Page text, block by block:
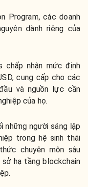
Program, các doanh
dành riêng của
chấp nhận mức định
cung cấp cho các
và nguồn lực cần
của họ.
những người sáng lập
trong hệ sinh thái
chuyên môn sâu
hạ tầng blockchain